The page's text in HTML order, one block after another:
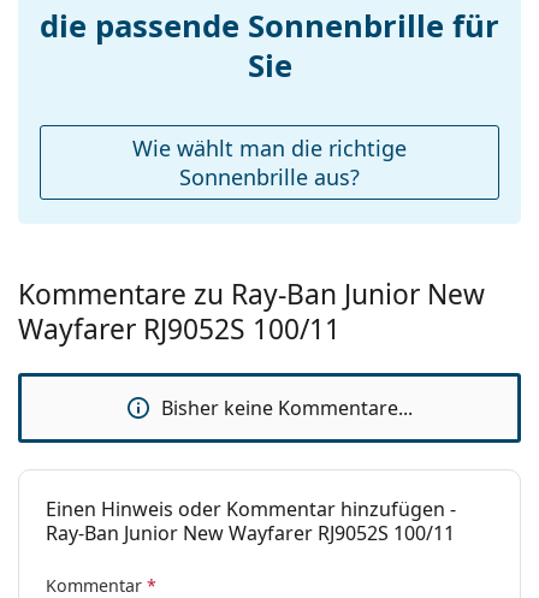
die passende Sonnenbrille für
Sie
Wie wählt man die richtige
Sonnenbrille aus?
Kommentare zu Ray-Ban Junior New
Wayfarer RJ9052S 100/11
Bisher keine Kommentare...
Einen Hinweis oder Kommentar hinzufügen -
Ray-Ban Junior New Wayfarer RJ9052S 100/11
Kommentar *